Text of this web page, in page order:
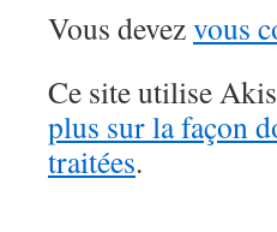
Vous devezvous
Ce site utilise
plus sur la façon
traitées.